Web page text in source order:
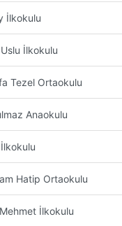
İlkokulu
İlkokulu
Tezel Ortaokulu
Anaokulu
Hatip Ortaokulu
İlkokulu